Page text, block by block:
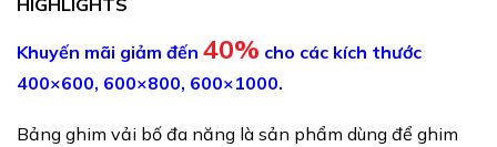
HIGHLIGHTS
Khuyến mãi giảm đến 40% cho các kích thước
400×600, 600×800, 600×1000.
Bảng ghim vải bố đa năng là sản phẩm dùng để ghim